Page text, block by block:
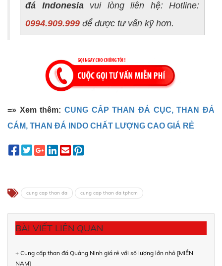
đá Indonesiavui lòng liên hệ: Hotline:
0994.909.999 để được tư vấn kỹ hơn.
=» Xem thêm: CUNG CẤP THAN ĐÁ CỤC, THAN ĐÁ
CÁM, THAN ĐÁ INDO CHẤT LƯỢNG CAO GIÁ RẺ
cung cap than da cung cap than da tphcm
BÀI VIẾT LIÊN QUAN
+ Cung cấp than đá Quảng Ninh giá rẻ với số lượng lớn nhỏ [MIỀN
NAM]